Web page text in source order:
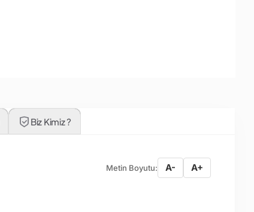
Biz Kimiz ?
Metin Boyutu: A- A+